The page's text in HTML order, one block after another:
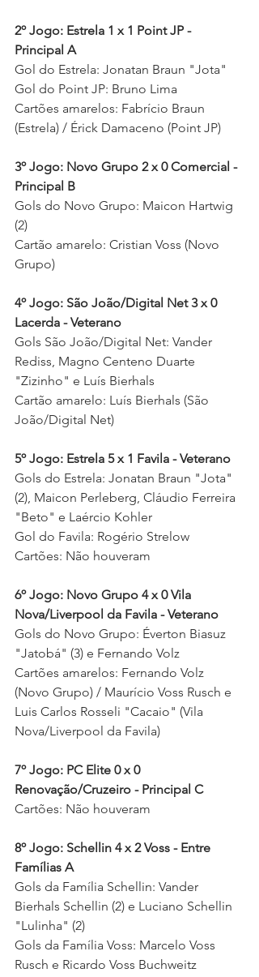
2º Jogo: Estrela 1 x 1 Point JP -
Principal A
Gol do Estrela: Jonatan Braun "Jota"
Gol do Point JP: Bruno Lima
Cartões amarelos: Fabrício Braun
(Estrela) / Érick Damaceno (Point JP)
3º Jogo: Novo Grupo 2 x 0 Comercial -
Principal B
Gols do Novo Grupo: Maicon Hartwig
(2)
Cartão amarelo: Cristian Voss (Novo
Grupo)
4º Jogo: São João/Digital Net 3 x 0
Lacerda - Veterano
Gols São João/Digital Net: Vander
Rediss, Magno Centeno Duarte
"Zizinho" e Luís Bierhals
Cartão amarelo: Luís Bierhals (São
João/Digital Net)
5º Jogo: Estrela 5 x 1 Favila - Veterano
Gols do Estrela: Jonatan Braun "Jota"
(2), Maicon Perleberg, Cláudio Ferreira
"Beto" e Laércio Kohler
Gol do Favila: Rogério Strelow
Cartões: Não houveram
6º Jogo: Novo Grupo 4 x 0 Vila
Nova/Liverpool da Favila - Veterano
Gols do Novo Grupo: Éverton Biasuz
"Jatobá" (3) e Fernando Volz
Cartões amarelos: Fernando Volz
(Novo Grupo) / Maurício Voss Rusch e
Luis Carlos Rosseli "Cacaio" (Vila
Nova/Liverpool da Favila)
7º Jogo: PC Elite 0 x 0
Renovação/Cruzeiro - Principal C
Cartões: Não houveram
8º Jogo: Schellin 4 x 2 Voss - Entre
Famílias A
Gols da Família Schellin: Vander
Bierhals Schellin (2) e Luciano Schellin
"Lulinha" (2)
Gols da Família Voss: Marcelo Voss
Rusch e Ricardo Voss Buchweitz